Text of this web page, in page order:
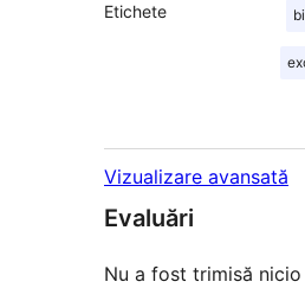
Etichete
Vizualizare avansată
Evaluări
Nu a fost trimisă